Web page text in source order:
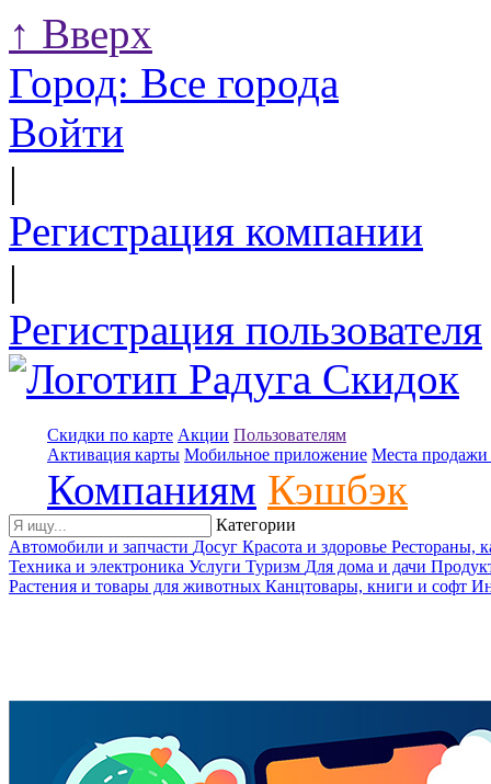
↑ Вверх
Город: Все города
Войти
|
Регистрация компании
|
Регистрация пользователя
Скидки по карте Акции Пользователям
Активация карты Мобильное приложение Места продажи
Компаниям Кэшбэк
Категории
Автомобили и запчасти Досуг Красота и здоровье Рестораны,
Техника и электроника Услуги Туризм Для дома и дачи
Растения и товары для животных Канцтовары, книги и софт